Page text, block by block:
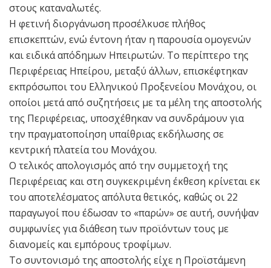
στους καταναλωτές.
Η φετινή διοργάνωση προσέλκυσε πλήθος
επισκεπτών, ενώ έντονη ήταν η παρουσία ομογενών
και ειδικά απόδημων Ηπειρωτών. Το περίπτερο της
Περιφέρειας Ηπείρου, μεταξύ άλλων, επισκέφτηκαν
εκπρόσωποι του Ελληνικού Προξενείου Μονάχου, οι
οποίοι μετά από συζητήσεις με τα μέλη της αποστολής
της Περιφέρειας, υποσχέθηκαν να συνδράμουν για
την πραγματοποίηση υπαίθριας εκδήλωσης σε
κεντρική πλατεία του Μονάχου.
Ο τελικός απολογισμός από την συμμετοχή της
Περιφέρειας και στη συγκεκριμένη έκθεση κρίνεται εκ
του αποτελέσματος απόλυτα θετικός, καθώς οι 22
παραγωγοί που έδωσαν το «παρών» σε αυτή, συνήψαν
συμφωνίες για διάθεση των προϊόντων τους με
διανομείς και εμπόρους τροφίμων.
Το συντονισμό της αποστολής είχε η Προϊστάμενη